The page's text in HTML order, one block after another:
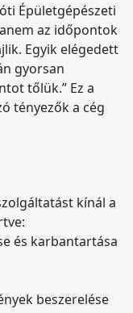
Épületgépészeti
az időpontok
Egyik elégedett
gyorsan
tőlük.” Ez a
tényezők a cég
kínál a
és karbantartása
beszerelése